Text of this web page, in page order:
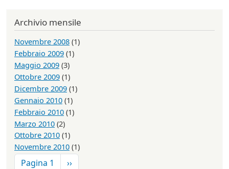
Archivio mensile
Novembre 2008 (1)
Febbraio 2009 (1)
Maggio 2009 (3)
Ottobre 2009 (1)
Dicembre 2009 (1)
Gennaio 2010 (1)
Febbraio 2010 (1)
Marzo 2010 (2)
Ottobre 2010 (1)
Novembre 2010 (1)
Paginazione
Pagina 1 Pagina successiva
››